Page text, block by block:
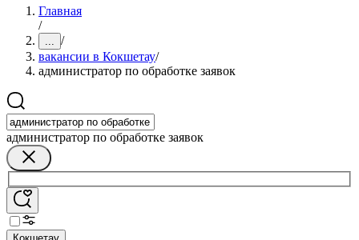
Главная
/
... /
вакансии в Кокшетау/
администратор по обработке заявок
администратор по обработке заявок